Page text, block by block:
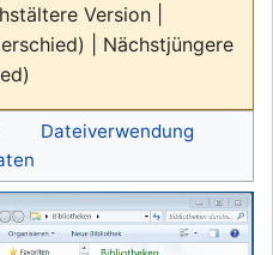
Version |
| Nächstjüngere
Dateiverwendung